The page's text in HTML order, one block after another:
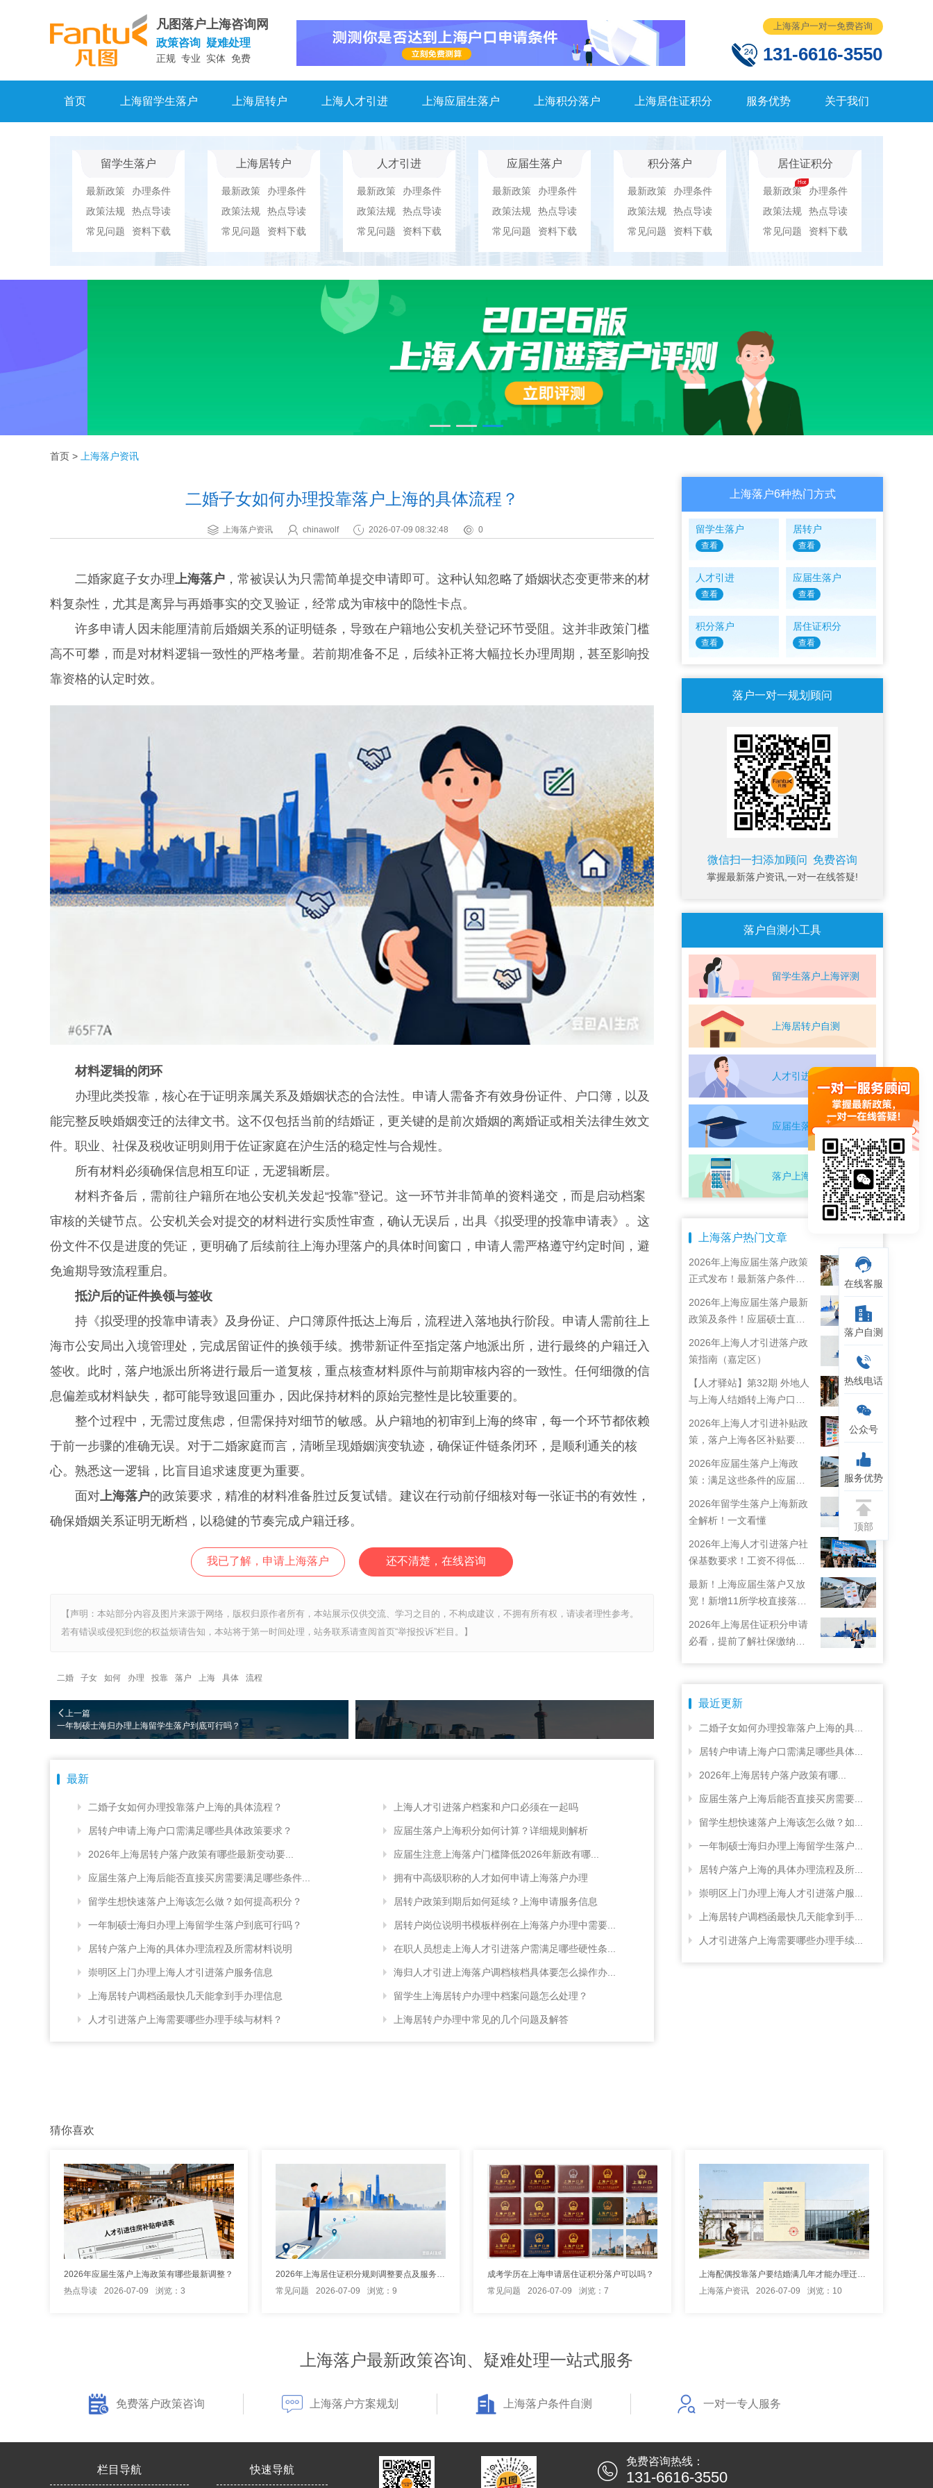
凡图落户上海咨询网
政策咨询 疑难处理
正规 专业 实体 免费
上海落户一对一免费咨询
131-6616-3550
首页 上海留学生落户 上海居转户 上海人才引进 上海应届生落户 上海积分落户 上海居住证积分 服务优势 关于我们
留学生落户
最新政策
办理条件
政策法规
热点导读
常见问题
资料下载
上海居转户
最新政策
办理条件
政策法规
热点导读
常见问题
资料下载
人才引进
最新政策
办理条件
政策法规
热点导读
常见问题
资料下载
应届生落户
最新政策
办理条件
政策法规
热点导读
常见问题
资料下载
积分落户
最新政策
办理条件
政策法规
热点导读
常见问题
资料下载
居住证积分
最新政策
办理条件
政策法规
热点导读
常见问题
资料下载
首页 > 上海落户资讯
二婚子女如何办理投靠落户上海的具体流程？
上海落户资讯 chinawolf 2026-07-09 08:32:48 0
二婚家庭子女办理上海落户 ，常被误认为只需简单提交申请即可。这种认知忽略了婚姻状态变更带来的材
料复杂性，尤其是离异与再婚事实的交叉验证，经常成为审核中的隐性卡点。
许多申请人因未能厘清前后婚姻关系的证明链条，导致在户籍地公安机关登记环节受阻。这并非政策门槛
高不可攀，而是对材料逻辑一致性的严格考量。若前期准备不足，后续补正将大幅拉长办理周期，甚至影响投
靠资格的认定时效。
材料逻辑的闭环
办理此类投靠，核心在于证明亲属关系及婚姻状态的合法性。申请人需备齐有效身份证件、户口簿，以及
能完整反映婚姻变迁的法律文书。这不仅包括当前的结婚证，更关键的是前次婚姻的离婚证或相关法律生效文
件。职业、社保及税收证明则用于佐证家庭在沪生活的稳定性与合规性。
所有材料必须确保信息相互印证，无逻辑断层。
材料齐备后，需前往户籍所在地公安机关发起“投靠”登记。这一环节并非简单的资料递交，而是启动档案
审核的关键节点。公安机关会对提交的材料进行实质性审查，确认无误后，出具《拟受理的投靠申请表》。这
份文件不仅是进度的凭证，更明确了后续前往上海办理落户的具体时间窗口，申请人需严格遵守约定时间，避
免逾期导致流程重启。
抵沪后的证件换领与签收
持《拟受理的投靠申请表》及身份证、户口簿原件抵达上海后，流程进入落地执行阶段。申请人需前往上
海市公安局出入境管理处，完成居留证件的换领手续。携带新证件至指定落户地派出所，进行最终的户籍迁入
签收。此时，落户地派出所将进行最后一道复核，重点核查材料原件与前期审核内容的一致性。任何细微的信
息偏差或材料缺失，都可能导致退回重办，因此保持材料的原始完整性是比较重要的。
整个过程中，无需过度焦虑，但需保持对细节的敏感。从户籍地的初审到上海的终审，每一个环节都依赖
于前一步骤的准确无误。对于二婚家庭而言，清晰呈现婚姻演变轨迹，确保证件链条闭环，是顺利通关的核
心。熟悉这一逻辑，比盲目追求速度更为重要。
面对 上海落户的政策要求，精准的材料准备胜过反复试错。建议在行动前仔细核对每一张证书的有效性，
确保婚姻关系证明无断档，以稳健的节奏完成户籍迁移。
我已了解，申请上海落户 还不清楚，在线咨询
【声明：本站部分内容及图片来源于网络，版权归原作者所有，本站展示仅供交流、学习之目的，不构成建议，不拥有所有权，请读者理性参考。
若有错误或侵犯到您的权益烦请告知，本站将于第一时间处理，站务联系请查阅首页“举报投诉”栏目。】
二婚 子女 如何 办理 投靠 落户 上海 具体 流程
上一篇
一年制硕士海归办理上海留学生落户到底可行吗？
最新
二婚子女如何办理投靠落户上海的具体流程？
居转户申请上海户口需满足哪些具体政策要求？
2026年上海居转户落户政策有哪些最新变动要...
应届生落户上海后能否直接买房需要满足哪些条件...
留学生想快速落户上海该怎么做？如何提高积分？
一年制硕士海归办理上海留学生落户到底可行吗？
居转户落户上海的具体办理流程及所需材料说明
崇明区上门办理上海人才引进落户服务信息
上海居转户调档函最快几天能拿到手办理信息
人才引进落户上海需要哪些办理手续与材料？
上海人才引进落户档案和户口必须在一起吗
应届生落户上海积分如何计算？详细规则解析
应届生注意上海落户门槛降低2026年新政有哪...
拥有中高级职称的人才如何申请上海落户办理
居转户政策到期后如何延续？上海申请服务信息
居转户岗位说明书模板样例在上海落户办理中需要...
在职人员想走上海人才引进落户需满足哪些硬性条...
海归人才引进上海落户调档核档具体要怎么操作办...
留学生上海居转户办理中档案问题怎么处理？
上海居转户办理中常见的几个问题及解答
上海落户6种热门方式
留学生落户
查看
居转户
查看
人才引进
查看
应届生落户
查看
积分落户
查看
居住证积分
查看
落户一对一规划顾问
微信扫一扫添加顾问 免费咨询
掌握最新落户资讯,一对一在线答疑!
落户自测小工具
留学生落户上海评测
上海居转户自测
人才引进落户评测
应届生落户上海自测
落户上海条件自测
上海落户热门文章
2026年上海应届生落户政策
正式发布！最新落户条件及
流程解析！
2026年上海应届生落户最新
政策及条件！应届硕士直接
落户上海！
2026年上海人才引进落户政
策指南（嘉定区）
【人才驿站】第32期 外地人
与上海人结婚转上海户口攻
略来啦！
2026年上海人才引进补贴政
策，落户上海各区补贴要求
2026年应届生落户上海政
策：满足这些条件的应届生
就能落户上海啦！
2026年留学生落户上海新政
全解析！一文看懂
2026年上海人才引进落户社
保基数要求！工资不得低于
22792元！
最新！上海应届生落户又放
宽！新增11所学校直接落
2026年上海居住证积分申请
必看，提前了解社保缴纳要
最近更新
二婚子女如何办理投靠落户上海的具...
居转户申请上海户口需满足哪些具体...
2026年上海居转户落户政策有哪...
应届生落户上海后能否直接买房需要...
留学生想快速落户上海该怎么做？如...
一年制硕士海归办理上海留学生落户...
居转户落户上海的具体办理流程及所...
崇明区上门办理上海人才引进落户服...
上海居转户调档函最快几天能拿到手...
人才引进落户上海需要哪些办理手续...
猜你喜欢
2026年应届生落户上海政策有哪些最新调整？
热点导读
2026-07-09 浏览：3
2026年上海居住证积分规则调整要点及服务信息
常见问题
2026-07-09 浏览：9
成考学历在上海申请居住证积分落户可以吗？
常见问题
2026-07-09 浏览：7
上海配偶投靠落户要结婚满几年才能办理迁入手续
上海落户资讯
2026-07-09 浏览：10
上海落户最新政策咨询、疑难处理一站式服务
免费落户政策咨询 上海落户方案规划 上海落户条件自测 一对一专人服务
栏目导航 快速导航
免费咨询热线：
131-6616-3550
在线客服
落户自测
热线电话
公众号
服务优势
顶部